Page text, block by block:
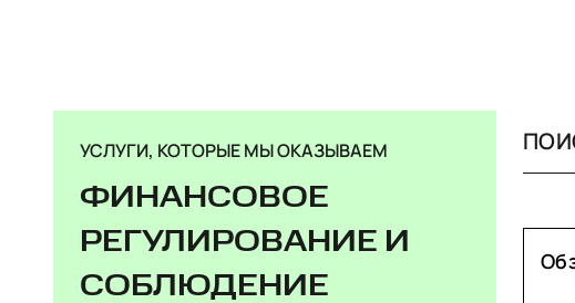
УСЛУГИ, КОТОРЫЕ МЫ ОКАЗЫВАЕМ
ФИНАНСОВОЕ
РЕГУЛИРОВАНИЕ И
СОБЛЮДЕНИЕ